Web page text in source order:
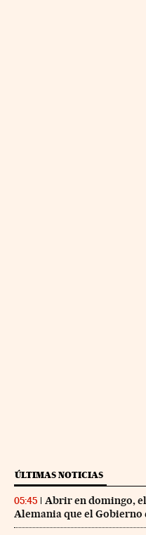
ÚLTIMAS NOTICIAS
05:45
Abrir en domingo,
Alemania que el